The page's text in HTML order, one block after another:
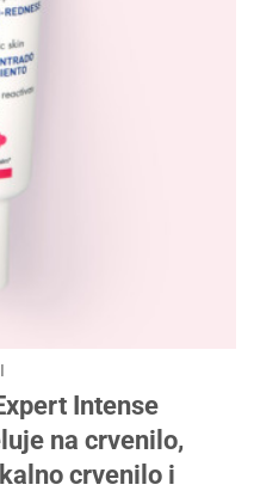
Intense
na crvenilo,
crvenilo i